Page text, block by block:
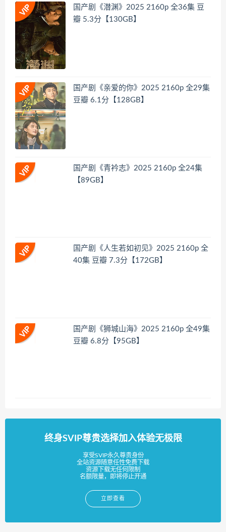
国产剧《潜渊》2025 2160p 全36集 豆
瓣 5.3分【130GB】
国产剧《亲爱的你》2025 2160p 全29集
豆瓣 6.1分【128GB】
国产剧《青衿志》2025 2160p 全24集
【89GB】
国产剧《人生若如初见》2025 2160p 全
40集 豆瓣 7.3分【172GB】
国产剧《狮城山海》2025 2160p 全49集
豆瓣 6.8分【95GB】
终身SVIP尊贵选择加入体验无极限
享受SVIP永久尊贵身份
全站资源随意任性免费下载
资源下载无任何限制
名额限量，即将停止开通
立即查看